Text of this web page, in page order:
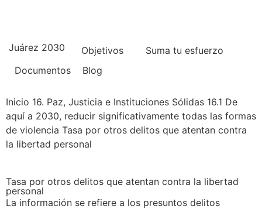
Juárez 2030 Objetivos
Suma tu esfuerzo
Documentos
Blog
Inicio 16. Paz, Justicia e Instituciones Sólidas 16.1 De
aquí a 2030, reducir significativamente todas las formas
de violencia Tasa por otros delitos que atentan contra
la libertad personal
Tasa por otros delitos que atentan contra la libertad
personal
La información se refiere a los presuntos delitos